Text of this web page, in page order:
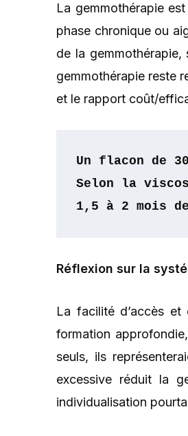
La gemmothérapie
phase chronique ou
de la gemmothérapie,
gemmothérapie reste
et le rapport coût/
Un flacon de
Selon la
1,5 à 2 mois
Réflexion sur la
La facilité d’accès
formation
seuls, ils
excessive réduit la
individualisation